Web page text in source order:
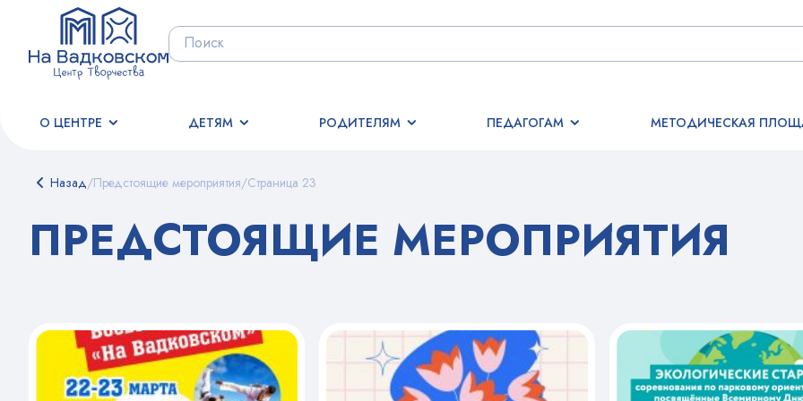
О ЦЕНТРЕ ДЕТЯМ РОДИТЕЛЯМ ПЕДАГОГАМ МЕТОДИЧЕСКАЯ
Назад/Предстоящие мероприятия/Страница 23
ПРЕДСТОЯЩИЕ МЕРОПРИЯТИЯ